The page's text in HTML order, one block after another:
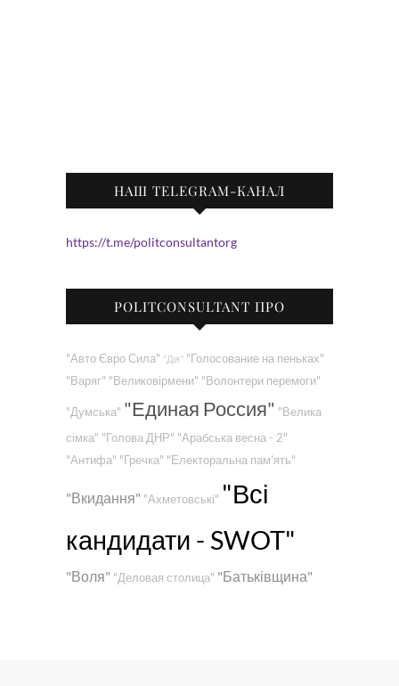
НАШ TELEGRAM-КАНАЛ
https://t.me/politconsultantorg
POLITCONSULTANT ПРО
"Авто Євро Сила" "Дія" "Голосование на пеньках"
"Варяг" "Великовірмени" "Волонтери перемоги"
"Думська" "Единая Россия" "Велика
сімка" "Голова ДНР" "Арабська весна - 2"
"Антифа" "Гречка" "Електоральна пам'ять"
"Вкидання" "Ахметовські" "Всі
кандидати - SWOT"
"Воля" "Деловая столица" "Батьківщина"